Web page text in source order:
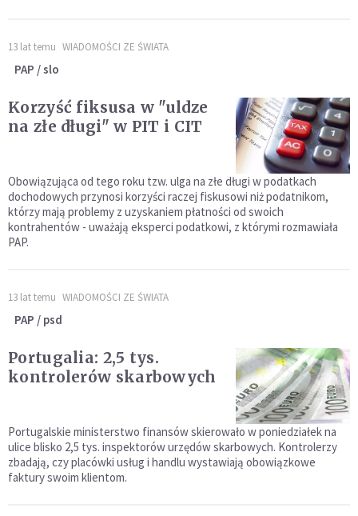
13 lat temu WIADOMOŚCI ZE ŚWIATA
PAP / slo
Korzyść fiksusa w "uldze
na złe długi" w PIT i CIT
Obowiązująca od tego roku tzw. ulga na złe długi w podatkach
dochodowych przynosi korzyści raczej fiskusowi niż podatnikom,
którzy mają problemy z uzyskaniem płatności od swoich
kontrahentów - uważają eksperci podatkowi, z którymi rozmawiała
PAP.
13 lat temu WIADOMOŚCI ZE ŚWIATA
PAP / psd
Portugalia: 2,5 tys.
kontrolerów skarbowych
Portugalskie ministerstwo finansów skierowało w poniedziałek na
ulice blisko 2,5 tys. inspektorów urzędów skarbowych. Kontrolerzy
zbadają, czy placówki usług i handlu wystawiają obowiązkowe
faktury swoim klientom.